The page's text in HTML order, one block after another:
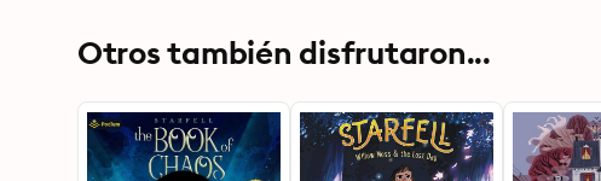
Otros también disfrutaron...